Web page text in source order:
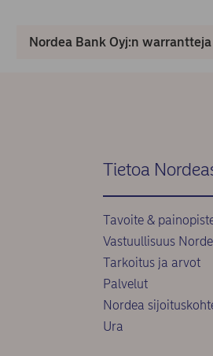
Nordea Bank Oyj:n
Tietoa
Tavoite &
Vastuullisuus
Tarkoitus ja arvot
Palvelut
Nordea
Ura